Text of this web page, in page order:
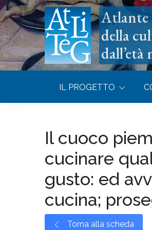
Atlante
della
dall’età
IL PROGETTO
Il cuoco
cucinare
gusto: ed
cucina;
Torna alla scheda